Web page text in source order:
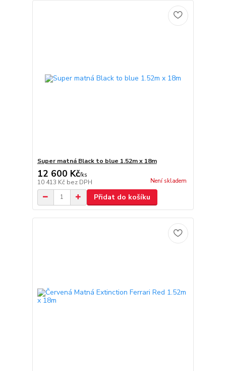
Super matná Black to blue 1.52m x 18m
12 600 Kč/ks
10 413 Kč bez DPH Není skladem
Přidat do košíku